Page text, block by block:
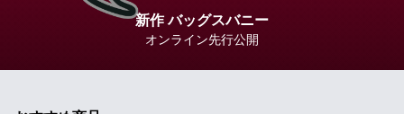
新作 バッグスバニー
オンライン先行公開